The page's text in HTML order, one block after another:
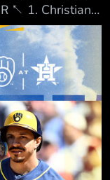
↖ 1. Christian
４ＨＲ 2.
/ .699 １Ｈ
/ .400 / .859
C .303 / .371